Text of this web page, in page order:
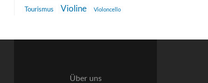
Tourismus Violine Violoncello
Über uns